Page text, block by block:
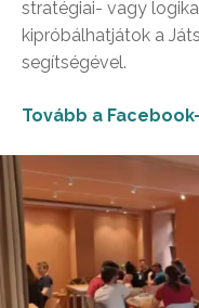
stratégiai- vagy
kipróbálhatjátok a
segítségével.
Tovább a